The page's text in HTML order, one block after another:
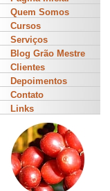
Quem Somos
Cursos
Serviços
Blog Grão Mestre
Clientes
Depoimentos
Contato
Links